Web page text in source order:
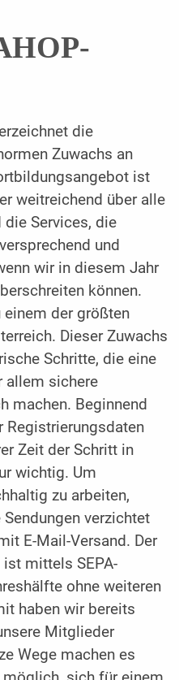
die
Zuwachs an
ist
weitreichend über alle
die Services, die
und
wir in diesem Jahr
können.
einem der größten
Dieser Zuwachs
Schritte, die eine
allem sichere
machen. Beginnend
Registrierungsdaten
Zeit der Schritt in
wichtig. Um
zu arbeiten,
verzichtet
E-Mail-Versand. Der
mittels SEPA-
ohne weiteren
haben wir bereits
Mitglieder
Wege machen es